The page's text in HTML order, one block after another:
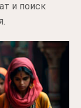
и поиск